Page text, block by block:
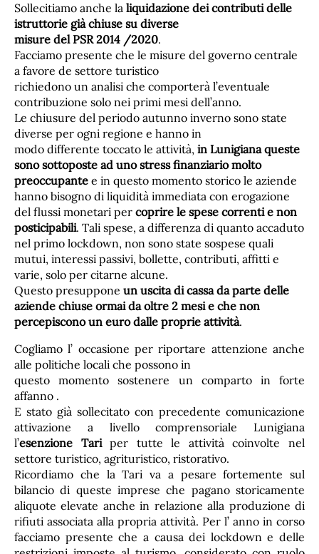
Sollecitiamo anche la liquidazione dei contributi delle
istruttorie già chiuse su diverse
misure del PSR 2014 /2020.
Facciamo presente che le misure del governo centrale
a favore de settore turistico
richiedono un analisi che comporterà l’eventuale
contribuzione solo nei primi mesi dell’anno.
Le chiusure del periodo autunno inverno sono state
diverse per ogni regione e hanno in
modo differente toccato le attività, in Lunigiana queste
sono sottoposte ad uno stressfinanziario molto
preoccupante e in questo momento storico le aziende
hanno bisogno di liquidità immediata con erogazione
del flussi monetari per coprire le spese correnti e non
posticipabili. Tali spese, a differenza di quanto accaduto
nel primo lockdown, non sono state sospese quali
mutui, interessi passivi, bollette, contributi, affitti e
varie, solo per citarne alcune.
Questo presuppone un uscita di cassa da parte delle
aziende chiuse ormai da oltre 2 mesi e che non
percepiscono un euro dalle proprie attività.
Cogliamo l’ occasione per riportare attenzione anche
alle politiche locali che possono in
questo momento sostenere un comparto in forte
affanno .
E stato già sollecitato con precedente comunicazione
attivazione a livello comprensoriale Lunigiana
l’esenzione Tariper tutte le attività coinvolte nel
settore turistico, agrituristico, ristorativo.
Ricordiamo che la Tari va a pesare fortemente sul
bilancio di queste imprese che pagano storicamente
aliquote elevate anche in relazione alla produzione di
rifiuti associata alla propria attività. Per l’ anno in corso
facciamo presente che a causa dei lockdown e delle